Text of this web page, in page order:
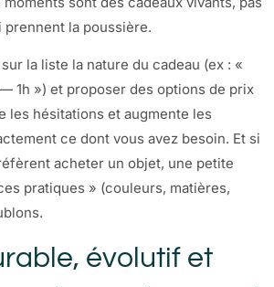
prennent la poussière.
la liste la nature du cadeau (ex : «
1h ») et proposer des options de prix
les hésitations et augmente les
ce dont vous avez besoin. Et si
acheter un objet, une petite
pratiques » (couleurs, matières,
évolutif et